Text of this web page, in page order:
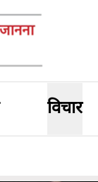
विचार